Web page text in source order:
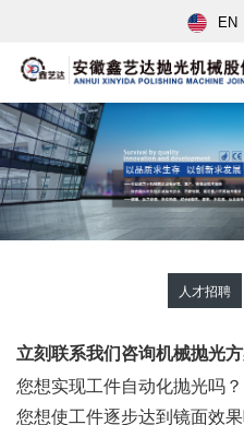
EN
人才招聘
立刻联系我们咨询机械抛光方
您想实现工件自动化抛光吗？
您想使工件逐步达到镜面效果